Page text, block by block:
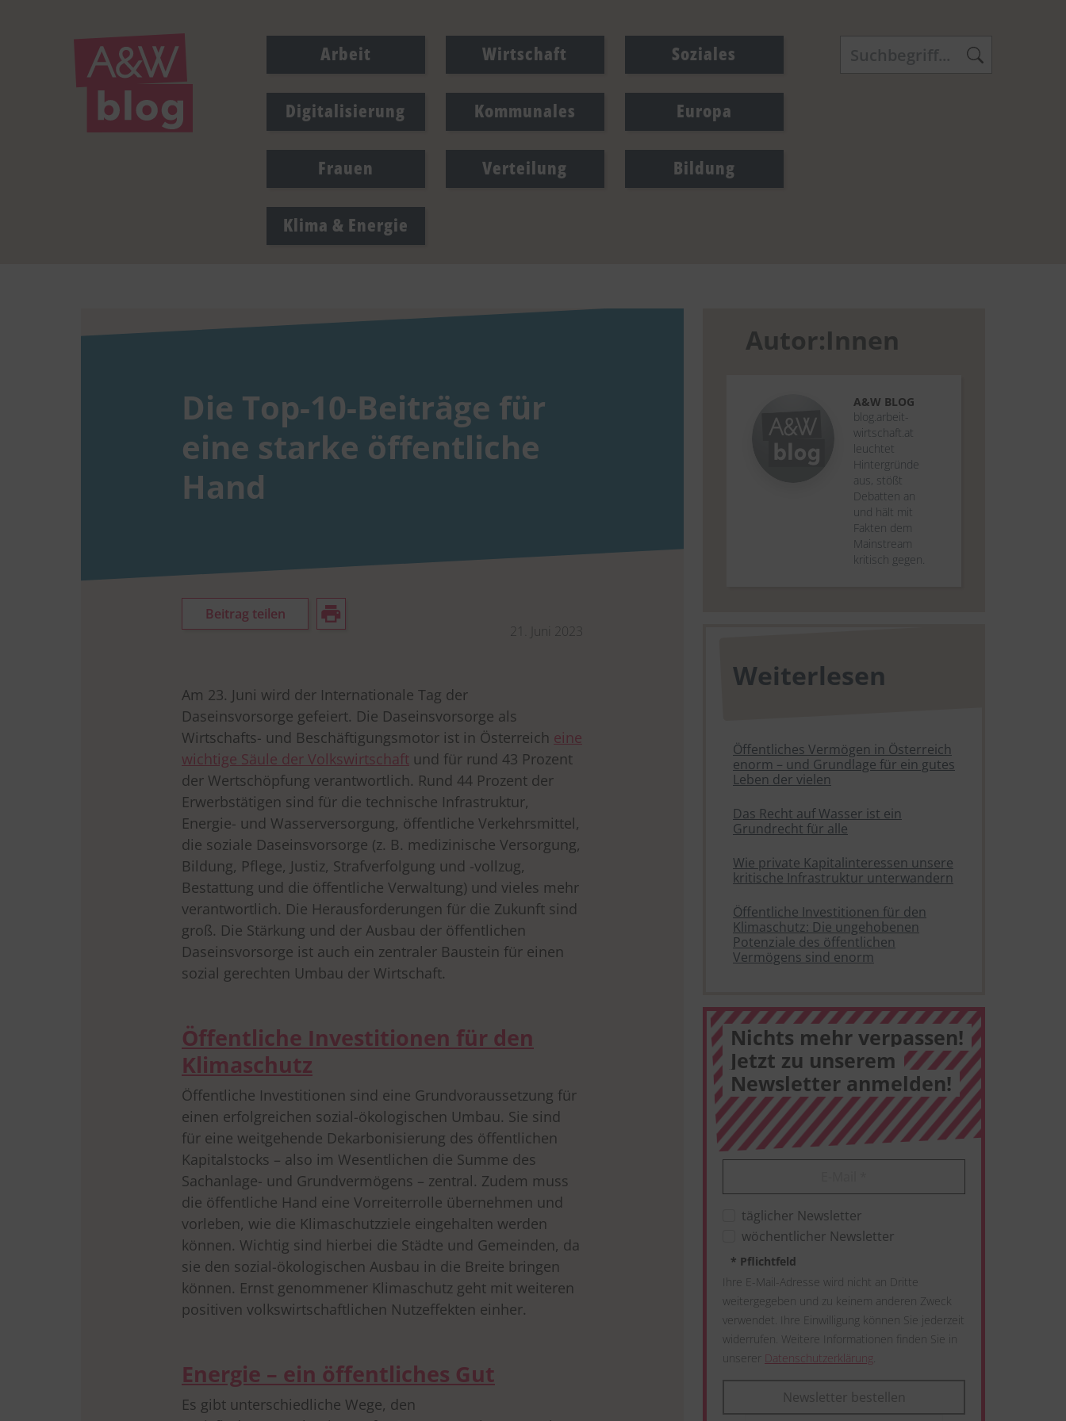
Arbeit Wirtschaft Soziales
Digitalisierung Kommunales Europa
Frauen Verteilung Bildung
Klima & Energie
Die Top-10-Beiträge für
eine starke öffentliche
Hand
Beitrag teilen
21. Juni 2023
Am 23. Juni wird der Internationale Tag der
Daseinsvorsorge gefeiert. Die Daseinsvorsorge als
Wirtschafts- und Beschäftigungsmotor ist in Österreich eine
wichtige Säule der Volkswirtschaft und für rund 43 Prozent
der Wertschöpfung verantwortlich. Rund 44 Prozent der
Erwerbstätigen sind für die technische Infrastruktur,
Energie- und Wasserversorgung, öffentliche Verkehrsmittel,
die soziale Daseinsvorsorge (z. B. medizinische Versorgung,
Bildung, Pflege, Justiz, Strafverfolgung und -vollzug,
Bestattung und die öffentliche Verwaltung) und vieles mehr
verantwortlich. Die Herausforderungen für die Zukunft sind
groß. Die Stärkung und der Ausbau der öffentlichen
Daseinsvorsorge ist auch ein zentraler Baustein für einen
sozial gerechten Umbau der Wirtschaft.
Öffentliche Investitionen für den
Klimaschutz
Öffentliche Investitionen sind eine Grundvoraussetzung für
einen erfolgreichen sozial-ökologischen Umbau. Sie sind
für eine weitgehende Dekarbonisierung des öffentlichen
Kapitalstocks – also im Wesentlichen die Summe des
Sachanlage- und Grundvermögens – zentral. Zudem muss
die öffentliche Hand eine Vorreiterrolle übernehmen und
vorleben, wie die Klimaschutzziele eingehalten werden
können. Wichtig sind hierbei die Städte und Gemeinden, da
sie den sozial-ökologischen Ausbau in die Breite bringen
können. Ernst genommener Klimaschutz geht mit weiteren
positiven volkswirtschaftlichen Nutzeffekten einher.
Energie – ein öffentliches Gut
Es gibt unterschiedliche Wege, den
drucken
Autor:Innen
A&W BLOG
blog.arbeit-
wirtschaft.at
leuchtet
Hintergründe
aus, stößt
Debatten an
und hält mit
Fakten dem
Mainstream
kritisch gegen.
Weiterlesen
Öffentliches Vermögen in Österreich
enorm – und Grundlage für ein gutes
Leben der vielen
Das Recht auf Wasser ist ein
Grundrecht für alle
Wie private Kapitalinteressen unsere
kritische Infrastruktur unterwandern
Öffentliche Investitionen für den
Klimaschutz: Die ungehobenen
Potenziale des öffentlichen
Vermögens sind enorm
Nichts mehr verpassen!
Jetzt zu unserem
Newsletter anmelden!
täglicher Newsletter
wöchentlicher Newsletter
* Pflichtfeld
Ihre E-Mail-Adresse wird nicht an Dritte
weitergegeben und zu keinem anderen Zweck
verwendet. Ihre Einwilligung können Sie jederzeit
widerrufen. Weitere Informationen finden Sie in
unserer Datenschutzerklärung.
Newsletter bestellen